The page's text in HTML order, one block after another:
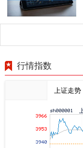
行情指数
上证走势